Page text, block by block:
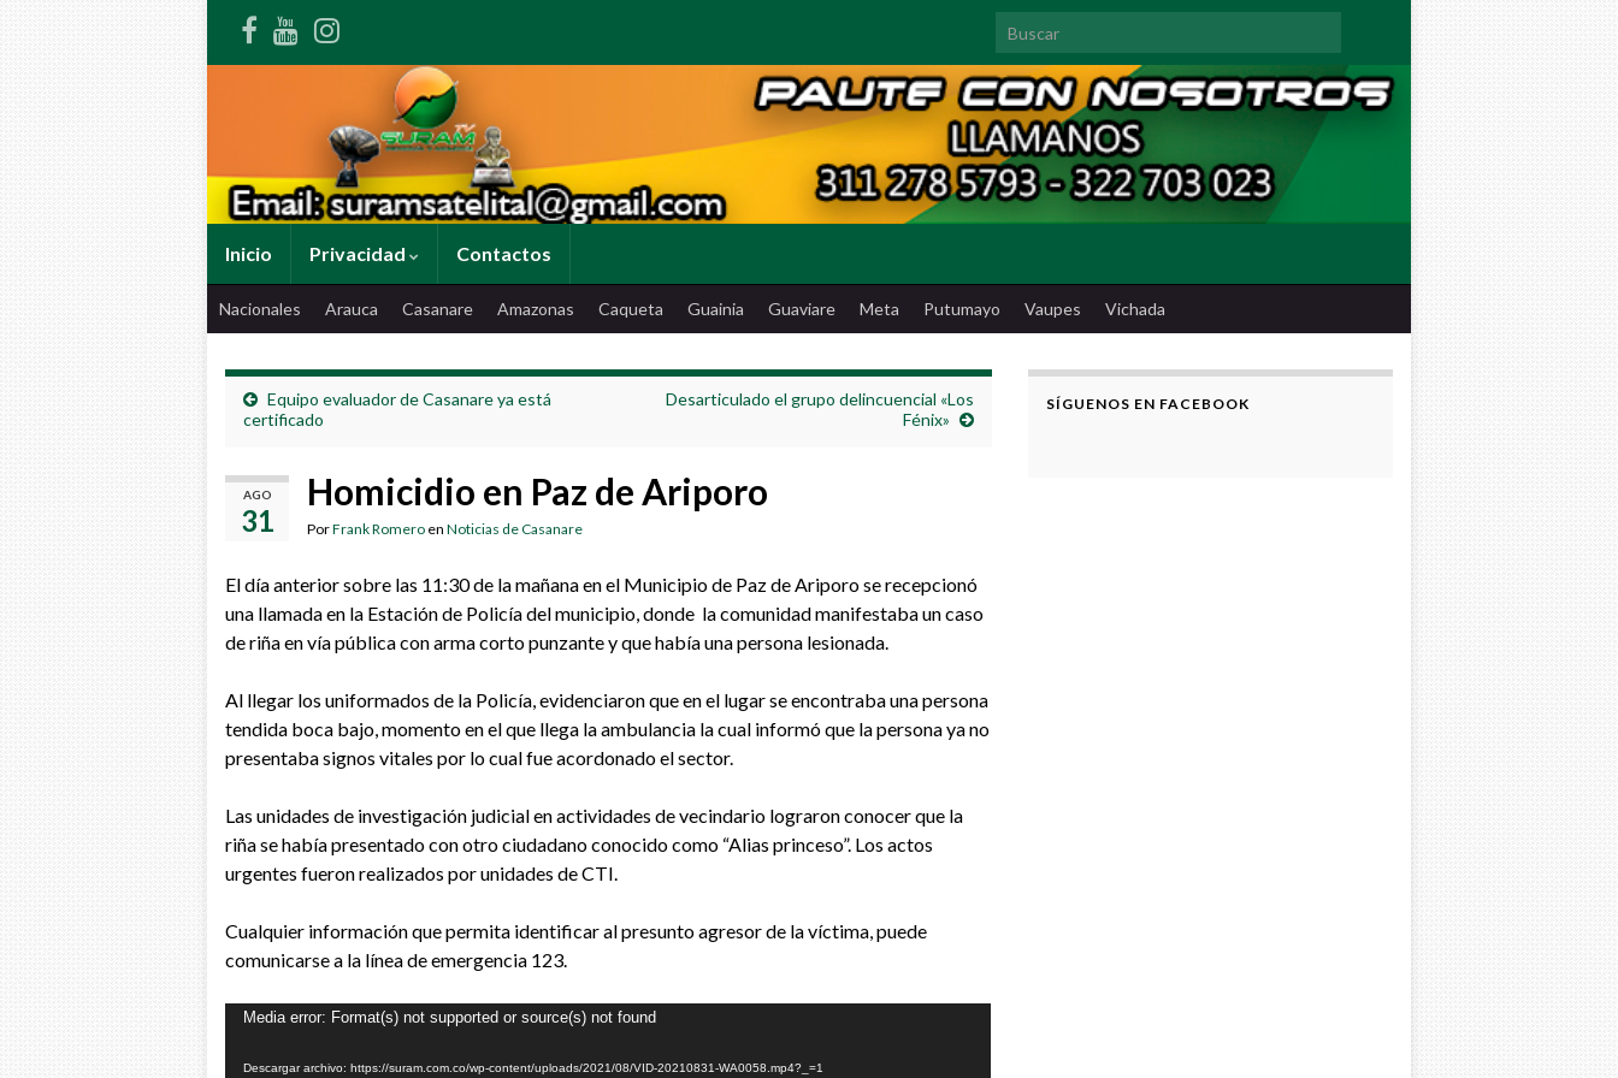
Search for:
Inicio Privacidad Contactos
Nacionales Arauca Casanare Amazonas Caqueta Guainia Guaviare Meta Putumayo Vaupes Vichada
Equipo evaluador de Casanare ya está
certificado
Desarticulado el grupo delincuencial «Los
Fénix»
AGO
31
Homicidio en Paz de Ariporo
PorFrank Romero en Noticias de Casanare
El día anterior sobre las 11:30 de la mañana en el Municipio de Paz de Ariporo se recepcionó
una llamada en la Estación de Policía del municipio, donde la comunidad manifestaba un caso
de riña en vía pública con arma corto punzante y que había una persona lesionada.
Al llegar los uniformados de la Policía, evidenciaron que en el lugar se encontraba una persona
tendida boca bajo, momento en el que llega la ambulancia la cual informó que la persona ya no
presentaba signos vitales por lo cual fue acordonado el sector.
Las unidades de investigación judicial en actividades de vecindario lograron conocer que la
riña se había presentado con otro ciudadano conocido como “Alias princeso”. Los actos
urgentes fueron realizados por unidades de CTI.
Cualquier información que permita identificar al presunto agresor de la víctima, puede
comunicarse a la línea de emergencia 123.
Reproductor
Media error: Format(s) not supported or source(s) not found
Descargar archivo: https://suram.com.co/wp-content/uploads/2021/08/VID-20210831-WA0058.mp4?_=1
SÍGUENOS EN FACEBOOK